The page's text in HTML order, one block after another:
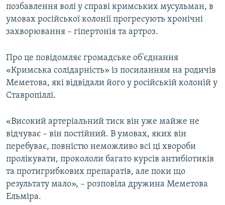
позбавлення волі у справі кримських мусульман, в
умовах російської колонії прогресують хронічні
захворювання – гіпертонія та артроз.
Про це повідомляє громадське об'єднання
«Кримська солідарність» із посиланням на родичів
Меметова, які відвідали його у російській колоній у
Ставропіллі.
«Високий артеріальний тиск він уже майже не
відчуває – він постійний. В умовах, яких він
перебуває, повністю неможливо всі ці хвороби
пролікувати, прокололи багато курсів антибіотиків
та протигрибкових препаратів, але поки що
результату мало», – розповіла дружина Меметова
Ельміра.